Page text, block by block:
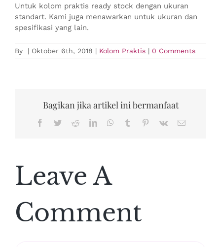
Untuk kolom praktis ready stock dengan ukuran
standart. Kami juga menawarkan untuk ukuran dan
spesifikasi yang lain.
By | Oktober 6th, 2018 | Kolom Praktis | 0 Comments
Bagikan jika artikel ini bermanfaat
Facebook
TwitterRedditLinkedInWhatsApp
Tumblr Pinterest
Vk Email
Leave A
Comment